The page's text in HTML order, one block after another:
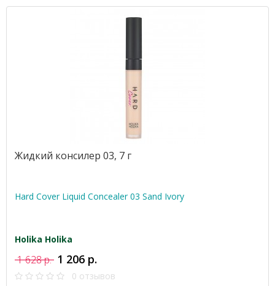
Жидкий консилер 03, 7 г
Hard Cover Liquid Concealer 03 Sand Ivory
Holika Holika
1 628 р. 1 206 р.
0 отзывов